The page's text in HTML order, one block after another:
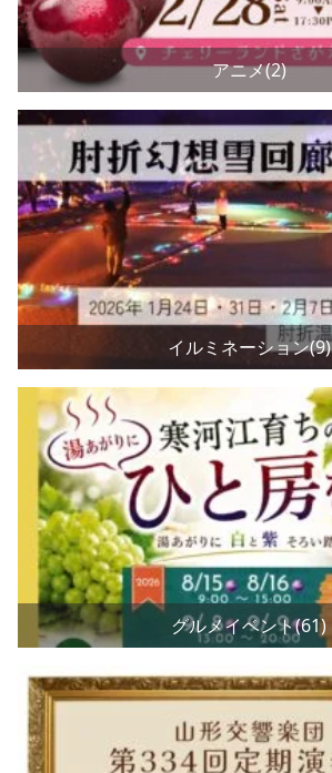
アニメ(2)
イルミネーション(9)
グルメイベント(61)